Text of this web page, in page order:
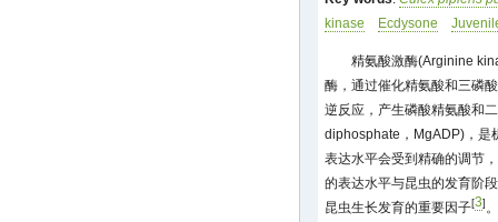
kinase
Ecdysone
精氨酸激酶(Arginine
酶，通过催化精氨酸和三磷
逆反应，产生磷酸精氨酸和
diphosphate，MgADP)，是
表达水平会受到精确的调节
的表达水平与昆虫的发育阶
昆虫生长发育的重要因子[3]